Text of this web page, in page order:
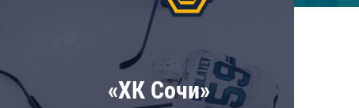
«ХК Сочи»